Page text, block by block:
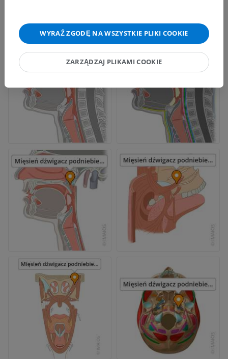
WYRAŹ ZGODĘ NA WSZYSTKIE PLIKI COOKIE
ZARZĄDZAJ PLIKAMI COOKIE